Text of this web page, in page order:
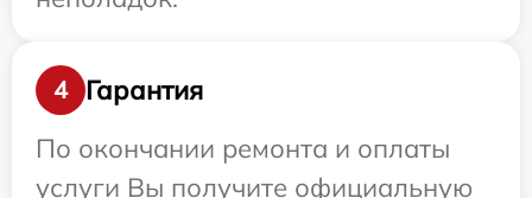
4
Гарантия
По окончании ремонта и оплаты
услуги Вы получите официальную